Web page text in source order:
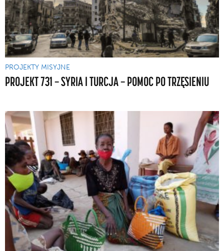
PROJEKTY MISYJNE
PROJEKT 731 — SYRIA I TURCJA — POMOC PO TRZĘSIENIU